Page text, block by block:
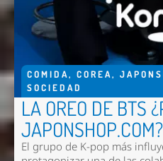
COMIDA, COREA,
SOCIEDAD
LA OREO DE BTS
JAPONSHOP.COM?
El grupo de K-pop más